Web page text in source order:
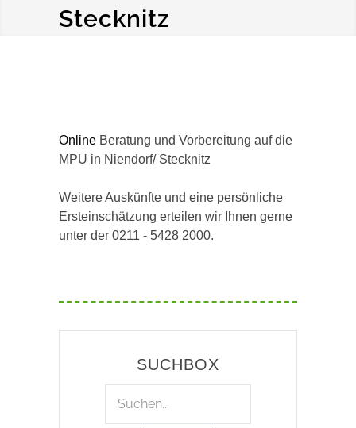
Stecknitz
Online Beratung und Vorbereitung auf die
MPU in Niendorf/ Stecknitz
Weitere Auskünfte und eine persönliche
Ersteinschätzung erteilen wir Ihnen gerne
unter der 0211 - 5428 2000.
SUCHBOX